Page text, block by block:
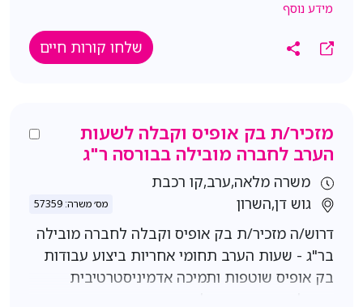
המשפטית והכנת מדבקות לקלסרים, גניזה מעת
לעת. איסוף גריסה מהחדרים וגריסת מסמכים.
אירוח במידת הצורך. תנאים: ראשון-חמישי, 16:00-
בסיסית. שלחו קורות חיים ונחזור אליכם בהקדם!
מידע נוסף
שלחו קורות חיים
מזכיר/ת בק אופיס וקבלה לשעות
הערב לחברה מובילה בבורסה ר"ג
משרה מלאה,ערב,קו רכבת
גוש דן,השרון
מס׳ משרה: 57359
דרוש/ה מזכיר/ת בק אופיס וקבלה לחברה מובילה
בר"ג - שעות הערב תחומי אחריות ביצוע עבודות
בק אופיס שוטפות ותמיכה אדמיניסטרטיבית